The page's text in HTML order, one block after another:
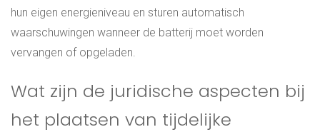
hun eigen energieniveau en sturen automatisch
waarschuwingen wanneer de batterij moet worden
vervangen of opgeladen.
Wat zijn de juridische aspecten bij
het plaatsen van tijdelijke